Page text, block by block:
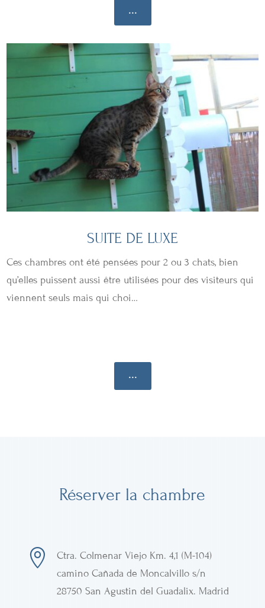
...
SUITE DE LUXE
Ces chambres ont été pensées pour 2 ou 3 chats, bien
qu’elles puissent aussi être utilisées pour des visiteurs qui
viennent seuls mais qui choi…
...
Réserver la chambre
 Ctra. Colmenar Viejo Km. 4,1 (M-104)
camino Cañada de Moncalvillo s/n
28750 San Agustin del Guadalix. Madrid